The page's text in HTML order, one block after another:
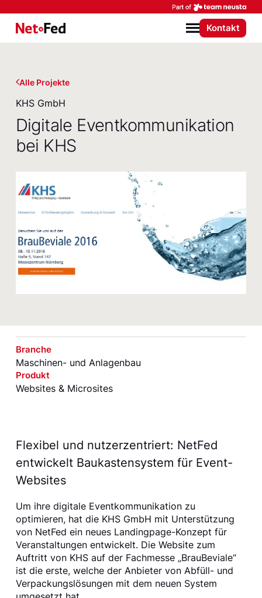
NetFederation GmbH
Menü
Kontakt
Alle Projekte
KHS GmbH
Digitale Eventkommunikation
bei KHS
Branche
Maschinen- und Anlagenbau
Produkt
Websites & Microsites
Flexibel und nutzerzentriert: NetFed
entwickelt Baukastensystem für Event-
Websites
Um ihre digitale Eventkommunikation zu
optimieren, hat die KHS GmbH mit Unterstützung
von NetFed ein neues Landingpage-Konzept für
Veranstaltungen entwickelt. Die Website zum
Auftritt von KHS auf der Fachmesse „BrauBeviale“
ist die erste, welche der Anbieter von Abfüll- und
Verpackungslösungen mit dem neuen System